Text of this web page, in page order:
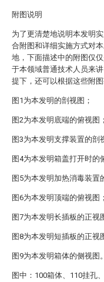
附图说明
为了更清楚地说明本发明
合附图和详细实施方式对
地，下面描述中的附图仅
于本领域普通技术人员来
提下，还可以根据这些附
图1为本发明的剖视图；
图2为本发明底端的俯视图；
图3为本发明支撑装置的剖
图4为本发明箱盖打开时的
图5为本发明加热消毒装置
图6为本发明顶端的俯视图；
图7为本发明长插板的正视
图8为本发明短插板的正视
图9为本发明箱体的侧视图。
图中：100箱体、110挂孔